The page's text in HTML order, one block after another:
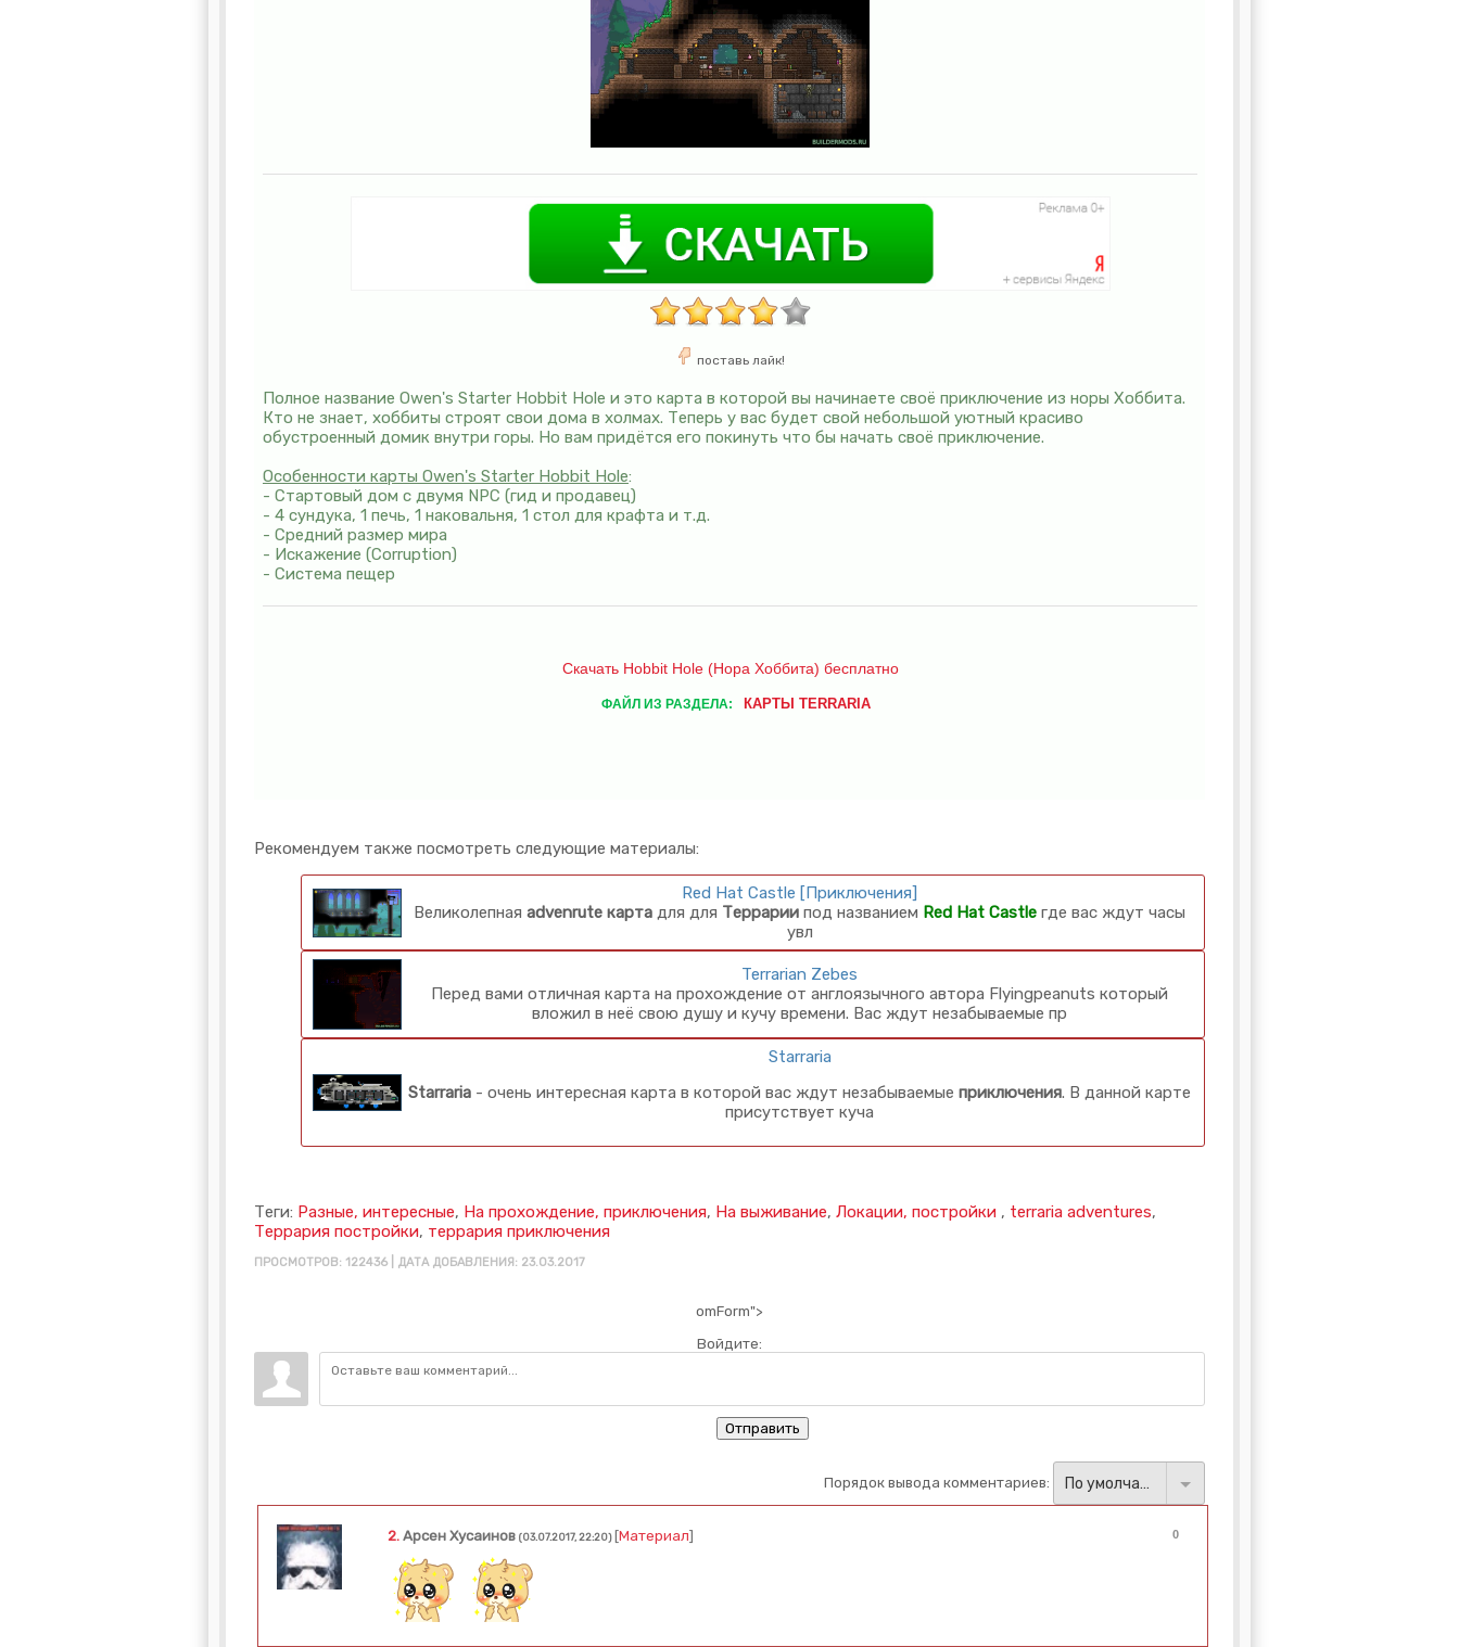
поставь лайк!
Полное название Owen's Starter Hobbit Hole и это карта в которой вы начинаете своё приключение из норы Хоббита.
Кто не знает, хоббиты строят свои дома в холмах. Теперь у вас будет свой небольшой уютный красиво
обустроенный домик внутри горы. Но вам придётся его покинуть что бы начать своё приключение.
Особенности карты Owen's Starter Hobbit Hole:
- Стартовый дом с двумя NPC (гид и продавец)
- 4 сундука, 1 печь, 1 наковальня, 1 стол для крафта и т.д.
- Средний размер мира
- Искажение (Corruption)
- Система пещер
Скачать Hobbit Hole (Нора Хоббита) бесплатно
ФАЙЛ ИЗ РАЗДЕЛА: КАРТЫ TERRARIA
Рекомендуем также посмотреть следующие материалы:
Red Hat Castle [Приключения]
Великолепная advenrute карта для для Террарии под названием Red Hat Castle где вас ждут часы
увл
Terrarian Zebes
Перед вами отличная карта на прохождение от англоязычного автора Flyingpeanuts который
вложил в неё свою душу и кучу времени. Вас ждут незабываемые пр
Starraria
Starraria - очень интересная карта в которой вас ждут незабываемые приключения. В данной карте
присутствует куча
Теги: Разные, интересные, На прохождение, приключения, На выживание, Локации, постройки , terraria adventures,
Террария постройки, террария приключения
ПРОСМОТРОВ: 122436 | ДАТА ДОБАВЛЕНИЯ: 23.03.2017
omForm">
Войдите:
Отправить
Порядок вывода комментариев: По умолчанию
0
2. Арсен Хусаинов (03.07.2017, 22:20)[Материал]